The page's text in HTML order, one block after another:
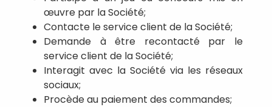
œuvre par la Société;
Contacte le service client de la Société;
Demande à être recontacté par le
service client de la Société;
Interagit avec la Société via les réseaux
sociaux;
Procède au paiement des commandes;